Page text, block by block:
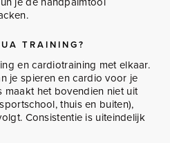
TRAINING?
en cardiotraining met elkaar.
je spieren en cardio voor je
maakt het bovendien niet uit
thuis en buiten),
Consistentie is uiteindelijk